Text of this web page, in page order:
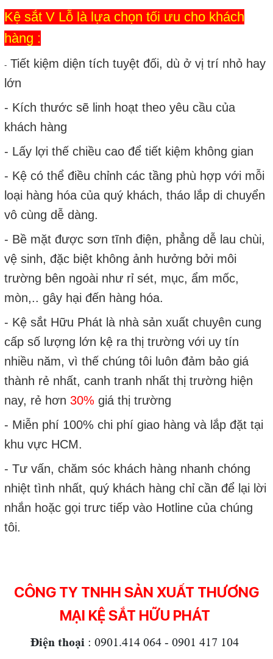
Kệ sắt V Lỗ là lựa chọn tối ưu cho khách
hàng :
-Tiết kiệm diện tích tuyệt đối, dù ở vị trí nhỏ hay
lớn
- Kích thước sẽ linh hoạt theo yêu cầu của
khách hàng
- Lấy lợi thế chiều cao để tiết kiệm không gian
- Kệ có thể điều chỉnh các tầng phù hợp với mỗi
loại hàng hóa của quý khách, tháo lắp di chuyển
vô cùng dễ dàng.
- Bề mặt được sơn tĩnh điện, phẳng dễ lau chùi,
vệ sinh, đặc biệt không ảnh hưởng bởi môi
trường bên ngoài như rỉ sét, mục, ẩm mốc,
mòn,.. gây hại đến hàng hóa.
- Kệ sắt Hữu Phát là nhà sản xuất chuyên cung
cấp số lượng lớn kệ ra thị trường với uy tín
nhiều năm, vì thế chúng tôi luôn đảm bảo giá
thành rẻ nhất, canh tranh nhất thị trường hiện
nay, rẻ hơn 30% giá thị trường
- Miễn phí 100% chi phí giao hàng và lắp đặt tại
khu vực HCM.
- Tư vấn, chăm sóc khách hàng nhanh chóng
nhiệt tình nhất, quý khách hàng chỉ cần để lại lời
nhắn hoặc gọi trưc tiếp vào Hotline của chúng
tôi.
CÔNG TY TNHH SẢN XUẤT THƯƠNG
MẠI KỆ SẮT HỮU PHÁT
Điện thoại : 0901.414 064 - 0901 417 104